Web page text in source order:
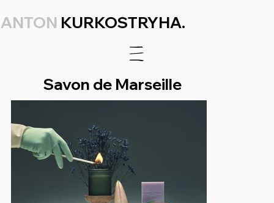
ANTON KURKOSTRYHA.
Savon de Marseille